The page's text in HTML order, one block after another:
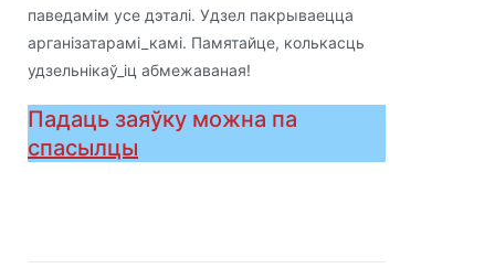
паведамім усе дэталі. Удзел пакрываецца
арганізатарамі_камі. Памятайце, колькасць
удзельнікаў_іц абмежаваная!
Падаць заяўку можна па
спасылцы